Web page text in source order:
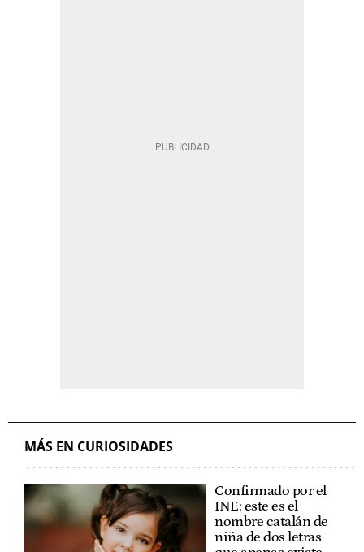
MÁS EN CURIOSIDADES
Confirmado por el
INE: este es el
nombre catalán de
niña de dos letras